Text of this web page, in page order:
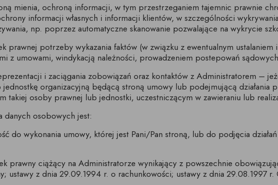
mienia, ochroną informacji, w tym przestrzeganiem tajemnic prawnie
informacji własnych i informacji klientów, w szczególności
np. poprzez automatyczne skanowanie pozwalające na wykrycie
prawnej potrzeby wykazania faktów (w związku z ewentualnym
z umowami, windykacją należności, prowadzeniem postepowań
i zaciągania zobowiązań oraz kontaktów z Administratorem –
organizacyjną będącą stroną umowy lub podejmującą działania
takiej osoby prawnej lub jednostki, uczestniczącym w zawieraniu lub
danych osobowych jest:
do wykonania umowy, której jest Pani/Pan stroną, lub do podjęcia
prawny ciążący na Administratorze wynikający z powszechnie
ustawy z dnia 29.09.1994 r. o rachunkowości; ustawy z dnia 29.08.1997